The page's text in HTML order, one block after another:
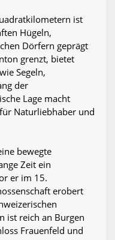
ist
Hügeln,
Dörfern geprägt
grenzt, bietet
Segeln,
der
Lage macht
Naturliebhaber und
bewegte
Zeit ein
er im 15.
erobert
ist reich an Burgen
Frauenfeld und